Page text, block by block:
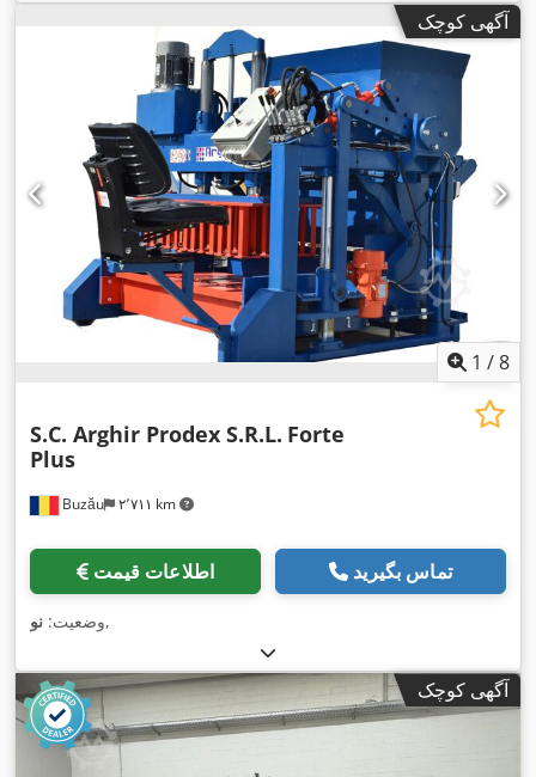
آگهی کوچک
1 /8
Buzău ۲٬۷۱۱ km
S.C. Arghir Prodex S.R.L. Forte
Plus
اطلاعات قیمت تماس بگیرید
وضعیت: نو ,
آگهی کوچک